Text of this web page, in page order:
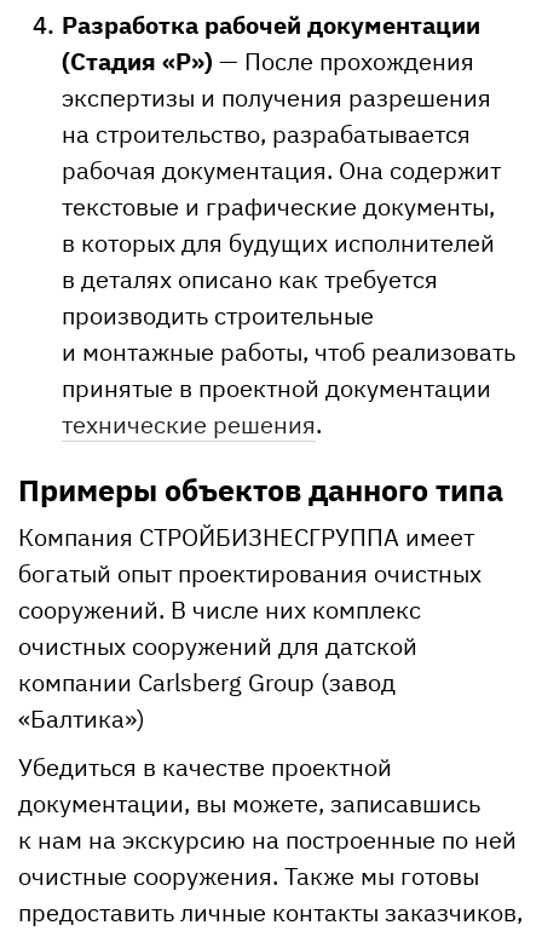
Разработка рабочей документации
(Стадия «Р») — После прохождения
экспертизы и получения разрешения
на строительство, разрабатывается
рабочая документация. Она содержит
текстовые и графические документы,
в которых для будущих исполнителей
в деталях описано как требуется
производить строительные
и монтажные работы, чтоб реализовать
принятые в проектной документации
технические решения.
Примеры объектов данного типа
Компания СТРОЙБИЗНЕСГРУППА имеет
богатый опыт проектирования очистных
сооружений. В числе них комплекс
очистных сооружений для датской
компании Carlsberg Group (завод
«Балтика»)
Убедиться в качестве проектной
документации, вы можете, записавшись
к нам на экскурсию на построенные по ней
очистные сооружения. Также мы готовы
предоставить личные контакты заказчиков,